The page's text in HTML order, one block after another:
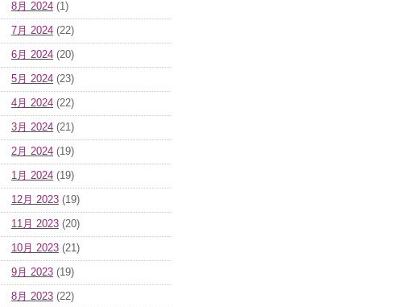
8月 2024 (1)
7月 2024 (22)
6月 2024 (20)
5月 2024 (23)
4月 2024 (22)
3月 2024 (21)
2月 2024 (19)
1月 2024 (19)
12月 2023 (19)
11月 2023 (20)
10月 2023 (21)
9月 2023 (19)
8月 2023 (22)